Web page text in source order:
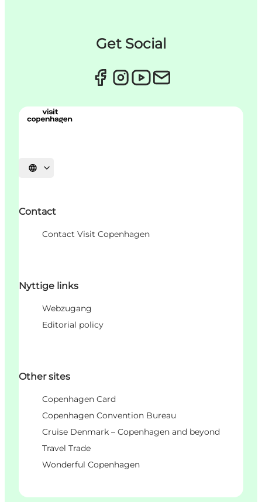
Get Social
Sprache auswählen
Contact
Contact Visit Copenhagen
Nyttige links
Webzugang
Editorial policy
Other sites
Copenhagen Card
Copenhagen Convention Bureau
Cruise Denmark – Copenhagen and beyond
Travel Trade
Wonderful Copenhagen